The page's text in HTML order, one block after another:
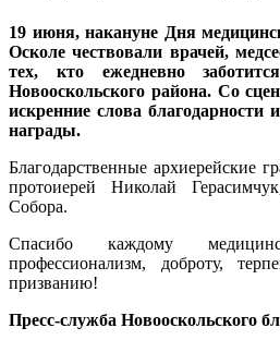
19 июня, накануне Дня
Осколе чествовали врачей,
тех, кто ежедневно
Новооскольского района. Со
искренние слова благодарности
награды.
Благодарственные архиерейские
протоиерей Николай
Собора.
Спасибо каждому
профессионализм, доброту,
призванию!
Пресс-служба Новооскольского